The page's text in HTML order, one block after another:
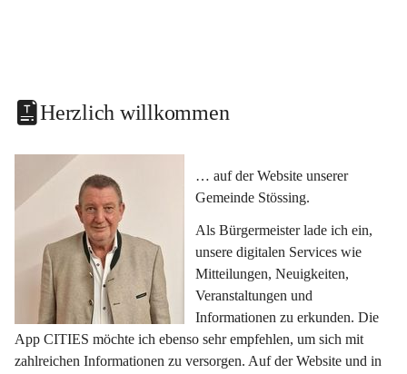
Herzlich willkommen
… auf der Website unserer
Gemeinde Stössing.
Als Bürgermeister lade ich ein,
unsere digitalen Services wie
Mitteilungen, Neuigkeiten,
Veranstaltungen und
Informationen zu erkunden. Die
App CITIES möchte ich ebenso sehr empfehlen, um sich mit
zahlreichen Informationen zu versorgen. Auf der Website und in